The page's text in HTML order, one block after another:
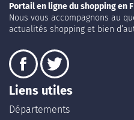
Portail en ligne du shopping en
Nous vous accompagnons au
actualités shopping et bien
Liens utiles
Départements